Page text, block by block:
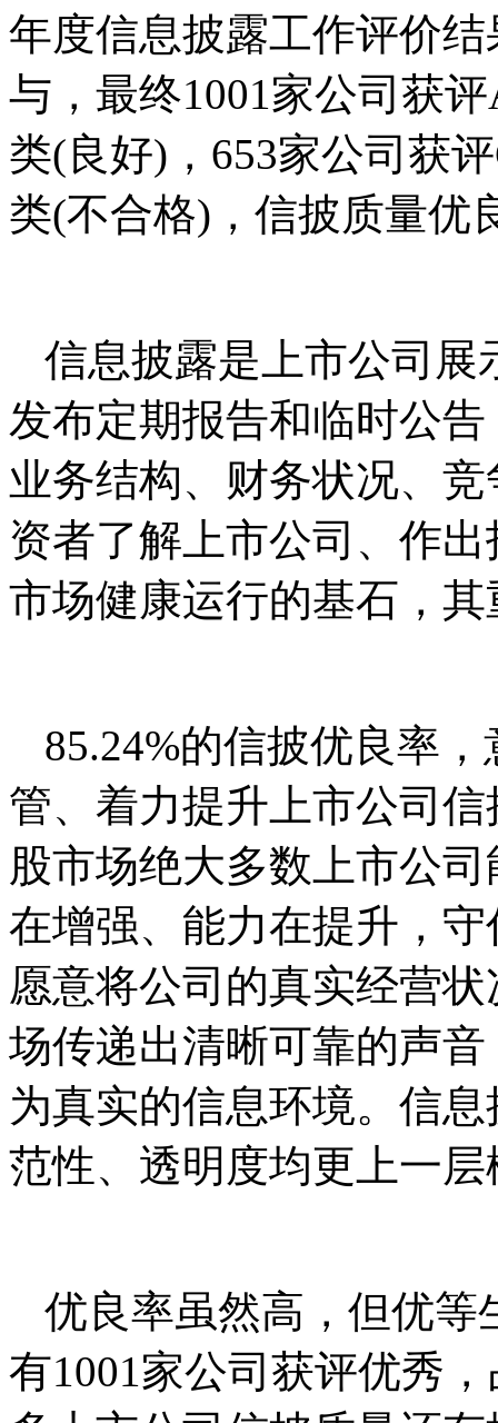
年度信息披露工作评价
与，最终1001家公司获
类(良好)，653家公司获
类(不合格)，信披质量优
信息披露是上市公司展
发布定期报告和临时公
业务结构、财务状况、
资者了解上市公司、作
市场健康运行的基石，
85.24%的信披优良率
管、着力提升上市公司
股市场绝大多数上市公
在增强、能力在提升，
愿意将公司的真实经营
场传递出清晰可靠的声
为真实的信息环境。信
范性、透明度均更上一层
优良率虽然高，但优等
有1001家公司获评优秀